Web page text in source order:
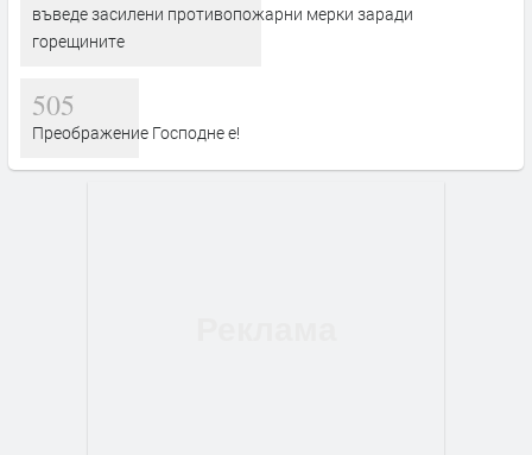
въведе засилени противопожарни мерки заради
горещините
505
Преображение Господне е!